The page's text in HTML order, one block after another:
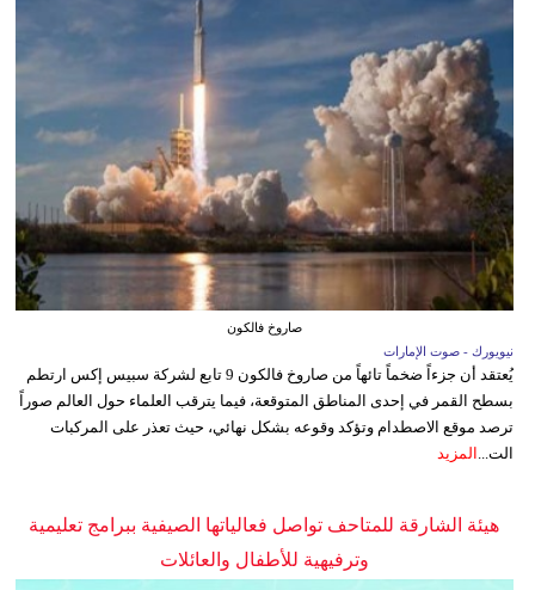
صاروخ فالكون
نيويورك - صوت الإمارات
يُعتقد أن جزءاً ضخماً تائهاً من صاروخ فالكون 9 تابع لشركة سبيس إكس ارتطم
بسطح القمر في إحدى المناطق المتوقعة، فيما يترقب العلماء حول العالم صوراً
ترصد موقع الاصطدام وتؤكد وقوعه بشكل نهائي، حيث تعذر على المركبات
الت...
المزيد
هيئة الشارقة للمتاحف تواصل فعالياتها الصيفية ببرامج تعليمية
وترفيهية للأطفال والعائلات